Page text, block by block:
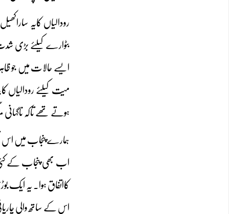
رودالیاں کایہ
بٹوارے کیلئے بڑی
ایسے حالات میں جو
میت کیلئے رودالیاں
ہوتے تھے تاکہ
ہمارے پنجاب میں اس
اب بھی پنجاب کے
کااتفاق ہوا۔ یہ
اس کے ساتھ والی